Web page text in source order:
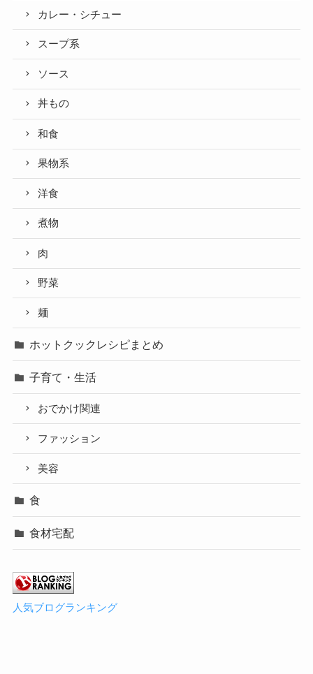
カレー・シチュー
スープ系
ソース
丼もの
和食
果物系
洋食
煮物
肉
野菜
麺
ホットクックレシピまとめ
子育て・生活
おでかけ関連
ファッション
美容
食
食材宅配
人気ブログランキング